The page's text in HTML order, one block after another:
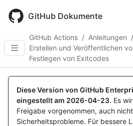
main
GitHub Dokumente
GitHub Actions / Anleitungen /
Erstellen und Veröffentlichen
Festlegen von Exitcodes
Diese Version von GitHub
eingestellt am 2026-04-23. Es
Freigabe vorgenommen, auch
Sicherheitsprobleme. Für bessere